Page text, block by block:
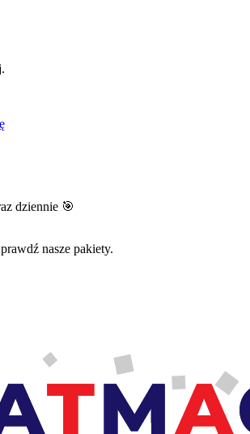
dziennie 🎯
nasze pakiety.